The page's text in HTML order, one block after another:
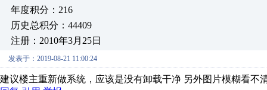
年度积分：216
历史总积分：44409
注册：2010年3月25日
发表于：2019-08-21 11:00:24
建议楼主重新做系统，应该是没有卸载干净 另外图片模糊看不